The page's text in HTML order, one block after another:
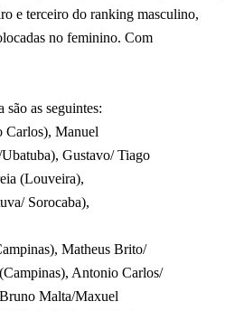
e terceiro do ranking masculino,
no feminino. Com
são as seguintes:
Carlos), Manuel
Gustavo/ Tiago
(Louveira),
Sorocaba),
Matheus Brito/
Antonio Carlos/
Malta/Maxuel